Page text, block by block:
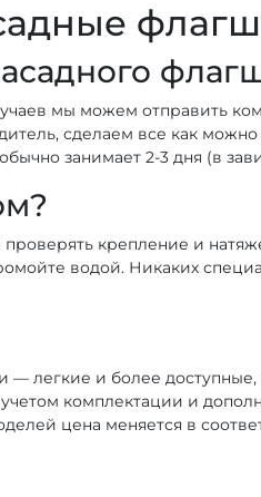
мы можем отправить
сделаем все как
занимает 2-3 дня (в
крепление и
водой. Никаких
легкие и более
комплектации и
цена меняется в